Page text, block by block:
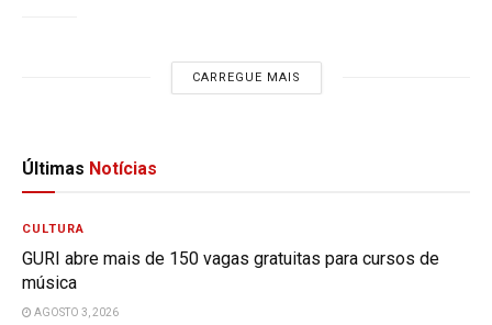
CARREGUE MAIS
Últimas Notícias
CULTURA
GURI abre mais de 150 vagas gratuitas para cursos de
música
AGOSTO 3, 2026